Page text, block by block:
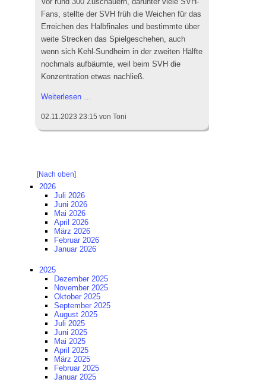
Fans, stellte der SVH früh die Weichen für das
Erreichen des Halbfinales und bestimmte über
weite Strecken das Spielgeschehen, auch
wenn sich Kehl-Sundheim in der zweiten Hälfte
nochmals aufbäumte, weil beim SVH die
Konzentration etwas nachließ.
Weiterlesen …
steht
im
02.11.2023 23:15 von Toni
[Nach oben]
2026
Juli 2026
Juni 2026
Mai 2026
April 2026
März 2026
Februar 2026
Januar 2026
2025
Dezember 2025
November 2025
Oktober 2025
September 2025
August 2025
Juli 2025
Juni 2025
Mai 2025
April 2025
März 2025
Februar 2025
Januar 2025